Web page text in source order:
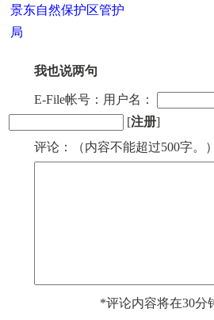
景东自然保护区管护
局
我也说两句
E-File帐号：用户名：
[注册]
评论：（内容不能超过500字。）
*评论内容将在30分